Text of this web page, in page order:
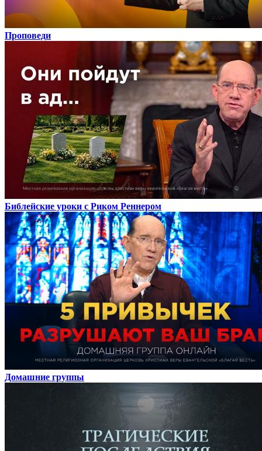
Проповеди
Библейские уроки с Риком Реннером
Домашние группы